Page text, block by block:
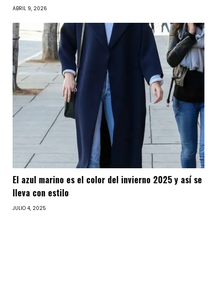
ABRIL 9, 2026
El azul marino es el color del invierno 2025 y así se
lleva con estilo
JULIO 4, 2025